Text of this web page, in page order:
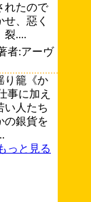
れたので
、惡く
....
者:アーヴ
り籠《か
事に加え
い人たち
の銀貨を
っと見る